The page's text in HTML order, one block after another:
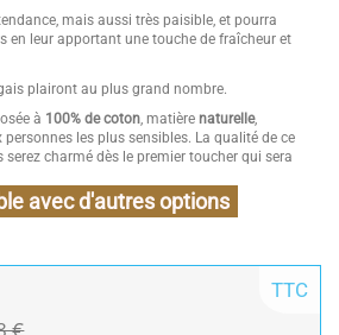
mais aussi très paisible, et pourra
en leur apportant une touche de fraîcheur et
plairont au plus grand nombre.
à 100% de coton, matière naturelle,
les plus sensibles. La qualité de ce
charmé dès le premier toucher qui sera
avec d'autres options
TTC